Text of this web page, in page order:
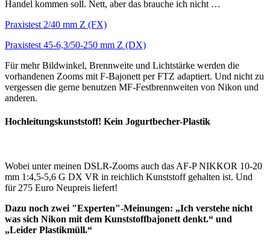
Handel kommen soll. Nett, aber das brauche ich nicht …
Praxistest 2/40 mm Z (FX)
Praxistest 45-6,3/50-250 mm Z (DX)
Für mehr Bildwinkel, Brennweite und Lichtstärke werden die
vorhandenen Zooms mit F-Bajonett per FTZ adaptiert. Und nicht zu
vergessen die gerne benutzen MF-Festbrennweiten von Nikon und
anderen.
Hochleitungskunststoff! Kein Jogurtbecher-Plastik
Wobei unter meinen DSLR-Zooms auch das AF-P NIKKOR 10-20
mm 1:4,5-5,6 G DX VR in reichlich Kunststoff gehalten ist. Und
für 275 Euro Neupreis liefert!
Dazu noch zwei "Experten"-Meinungen: „Ich verstehe nicht
was sich Nikon mit dem Kunststoffbajonett denkt.“ und
„Leider Plastikmüll.“